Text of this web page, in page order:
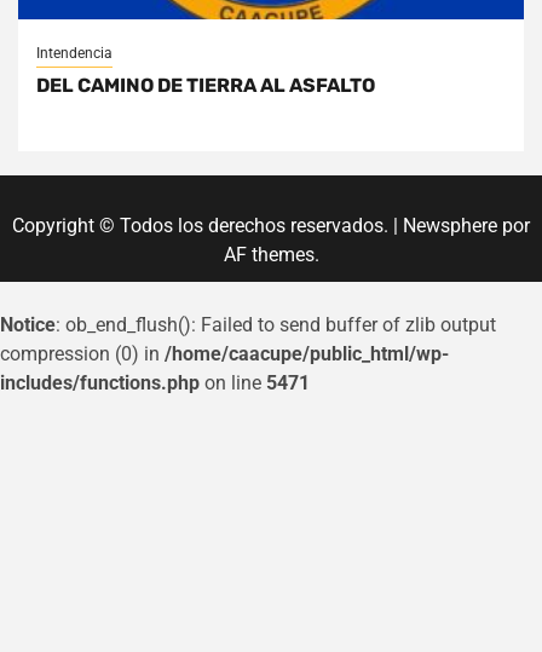
Intendencia
DEL CAMINO DE TIERRA AL ASFALTO
Copyright © Todos los derechos reservados. | Newsphere por
AF themes.
Notice: ob_end_flush(): Failed to send buffer of zlib output
compression (0) in /home/caacupe/public_html/wp-
includes/functions.php on line 5471